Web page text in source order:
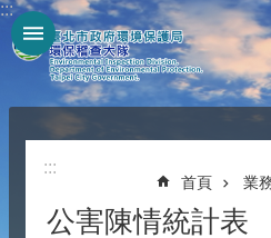
跳到主要內容區塊
:::
:::
首頁 業
公害陳情統計表